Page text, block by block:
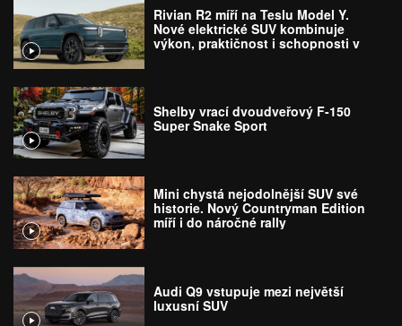
Rivian R2 míří na Teslu Model Y.
Nové elektrické SUV kombinuje
výkon, praktičnost i schopnosti v
Shelby vrací dvoudveřový F-150
Super Snake Sport
Mini chystá nejodolnější SUV své
historie. Nový Countryman Edition
míří i do náročné rally
Audi Q9 vstupuje mezi největší
luxusní SUV